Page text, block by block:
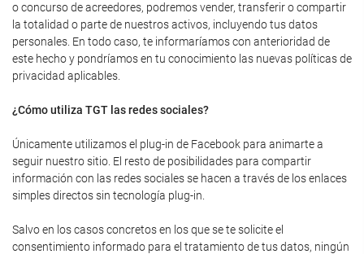
o concurso de acreedores, podremos vender, transferir o compartir
la totalidad o parte de nuestros activos, incluyendo tus datos
personales. En todo caso, te informaríamos con anterioridad de
este hecho y pondríamos en tu conocimiento las nuevas políticas de
privacidad aplicables.
¿Cómo utiliza TGT las redes sociales?
Únicamente utilizamos el plug-in de Facebook para animarte a
seguir nuestro sitio. El resto de posibilidades para compartir
información con las redes sociales se hacen a través de los enlaces
simples directos sin tecnología plug-in.
Salvo en los casos concretos en los que se te solicite el
consentimiento informado para el tratamiento de tus datos, ningún